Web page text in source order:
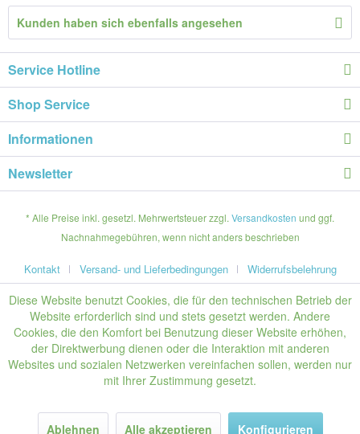
Kunden haben sich ebenfalls angesehen
Service Hotline
Shop Service
Informationen
Newsletter
* Alle Preise inkl. gesetzl. Mehrwertsteuer zzgl. Versandkosten und ggf.
Nachnahmegebühren, wenn nicht anders beschrieben
Kontakt Versand- und Lieferbedingungen Widerrufsbelehrung
Diese Website benutzt Cookies, die für den technischen Betrieb der
Website erforderlich sind und stets gesetzt werden. Andere
Cookies, die den Komfort bei Benutzung dieser Website erhöhen,
der Direktwerbung dienen oder die Interaktion mit anderen
Websites und sozialen Netzwerken vereinfachen sollen, werden nur
mit Ihrer Zustimmung gesetzt.
Ablehnen Alle akzeptieren Konfigurieren